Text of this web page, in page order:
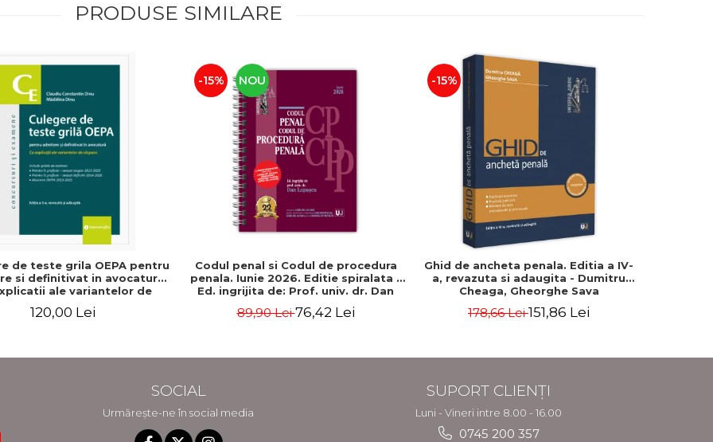
PRODUSE SIMILARE
de teste grila OEPA pentru
si definitivat in avocatura.
ale variantelor de
Editia a III-a, revizuita si
- Claudiu Constantin Dinu,
120,00 Lei
-15% NOU
Codul penal si Codul de procedura
penala. Iunie 2026. Editie spiralata -
Ed. ingrijita de: Prof. univ. dr. Dan
89,90 Lei76,42 Lei
-15%
Ghid de ancheta penala. Editia a IV-
a, revazuta si adaugita - Dumitru
Cheaga, Gheorghe Sava
178,66 Lei151,86 Lei
SOCIAL
Urmărește-ne în social media
SUPORT CLIENȚI
Luni - Vineri intre 8.00 - 16.00
0745 200 357